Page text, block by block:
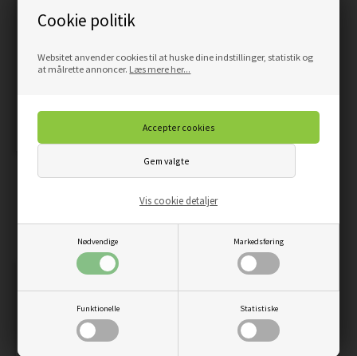
Cookie politik
Websitet anvender cookies til at huske dine indstillinger, statistik og
at målrette annoncer. Læs mere her...
Nødvendige Markedsføring
Funktionelle Statistiske
Vis cookie detaljer
LARKSPUR BY WILLIAM
59,00 50,15DKK
NATURE ART 1 - PLAKAT
59,00 50,15DKK